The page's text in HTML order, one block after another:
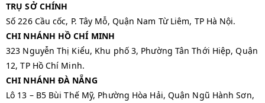
TRỤ SỞ CHÍNH
Số 226 Cầu cốc, P. Tây Mỗ, Quận Nam Từ Liêm, TP Hà Nội.
CHI NHÁNH HỒ CHÍ MINH
323 Nguyễn Thị Kiểu, Khu phố 3, Phường Tân Thới Hiệp, Quận
12, TP Hồ Chí Minh.
CHI NHÁNH ĐÀ NẴNG
Lô 13 – B5 Bùi Thế Mỹ, Phường Hòa Hải, Quận Ngũ Hành Sơn,